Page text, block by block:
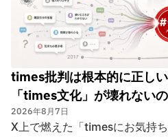
times批判は根本的に正し
「times文化」が壊れない
2026年8月7日
X上で燃えた「timesにお気持